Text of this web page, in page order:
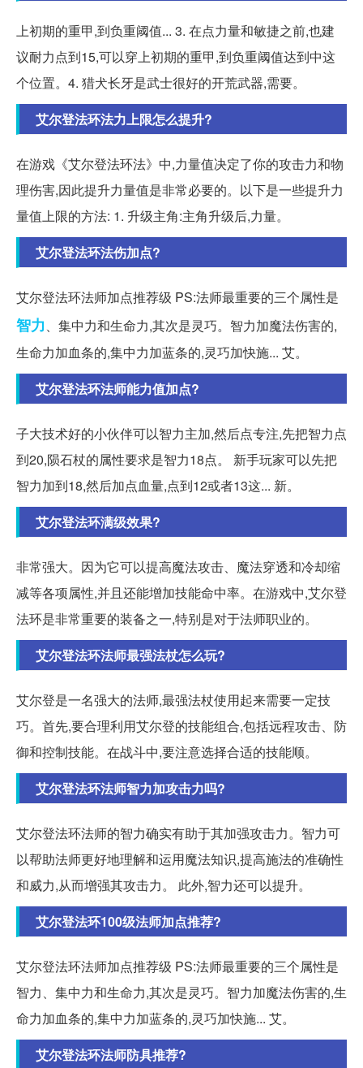
上初期的重甲,到负重阈值... 3. 在点力量和敏捷之前,也建
议耐力点到15,可以穿上初期的重甲,到负重阈值达到中这
个位置。4. 猎犬长牙是武士很好的开荒武器,需要。
艾尔登法环法力上限怎么提升?
在游戏《艾尔登法环法》中,力量值决定了你的攻击力和物
理伤害,因此提升力量值是非常必要的。以下是一些提升力
量值上限的方法: 1. 升级主角:主角升级后,力量。
艾尔登法环法伤加点?
艾尔登法环法师加点推荐级 PS:法师最重要的三个属性是
智力、集中力和生命力,其次是灵巧。智力加魔法伤害的,
生命力加血条的,集中力加蓝条的,灵巧加快施... 艾。
艾尔登法环法师能力值加点?
子大技术好的小伙伴可以智力主加,然后点专注,先把智力点
到20,陨石杖的属性要求是智力18点。 新手玩家可以先把
智力加到18,然后加点血量,点到12或者13这... 新。
艾尔登法环满级效果?
非常强大。因为它可以提高魔法攻击、魔法穿透和冷却缩
减等各项属性,并且还能增加技能命中率。在游戏中,艾尔登
法环是非常重要的装备之一,特别是对于法师职业的。
艾尔登法环法师最强法杖怎么玩?
艾尔登是一名强大的法师,最强法杖使用起来需要一定技
巧。首先,要合理利用艾尔登的技能组合,包括远程攻击、防
御和控制技能。在战斗中,要注意选择合适的技能顺。
艾尔登法环法师智力加攻击力吗?
艾尔登法环法师的智力确实有助于其加强攻击力。智力可
以帮助法师更好地理解和运用魔法知识,提高施法的准确性
和威力,从而增强其攻击力。 此外,智力还可以提升。
艾尔登法环100级法师加点推荐?
艾尔登法环法师加点推荐级 PS:法师最重要的三个属性是
智力、集中力和生命力,其次是灵巧。智力加魔法伤害的,生
命力加血条的,集中力加蓝条的,灵巧加快施... 艾。
艾尔登法环法师防具推荐?